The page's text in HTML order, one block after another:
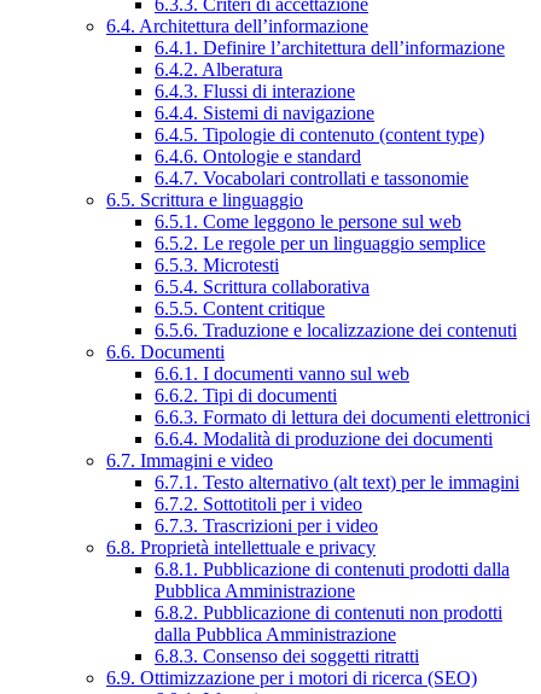
6.4. Architettura dell’informazione
6.4.1. Definire l’architettura dell’informazione
6.4.2. Alberatura
6.4.3. Flussi di interazione
6.4.4. Sistemi di navigazione
6.4.5. Tipologie di contenuto (content type)
6.4.6. Ontologie e standard
6.4.7. Vocabolari controllati e tassonomie
6.5. Scrittura e linguaggio
6.5.1. Come leggono le persone sul web
6.5.2. Le regole per un linguaggio semplice
6.5.3. Microtesti
6.5.4. Scrittura collaborativa
6.5.5. Content critique
6.5.6. Traduzione e localizzazione dei contenuti
6.6. Documenti
6.6.1. I documenti vanno sul web
6.6.2. Tipi di documenti
6.6.3. Formato di lettura dei documenti elettronici
6.6.4. Modalità di produzione dei documenti
6.7. Immagini e video
6.7.1. Testo alternativo (alt text) per le immagini
6.7.2. Sottotitoli per i video
6.7.3. Trascrizioni per i video
6.8. Proprietà intellettuale e privacy
6.8.1. Pubblicazione di contenuti prodotti dalla
Pubblica Amministrazione
6.8.2. Pubblicazione di contenuti non prodotti
dalla Pubblica Amministrazione
6.8.3. Consenso dei soggetti ritratti
6.9. Ottimizzazione per i motori di ricerca (SEO)